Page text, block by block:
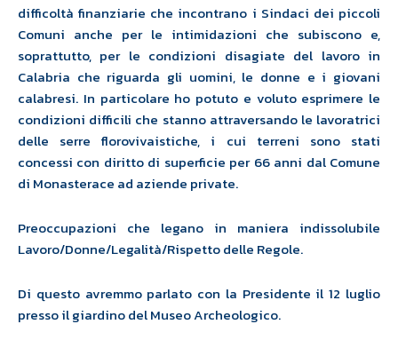
difficoltà finanziarie che incontrano i Sindaci dei piccoli
Comuni anche per le intimidazioni che subiscono e,
soprattutto, per le condizioni disagiate del lavoro in
Calabria che riguarda gli uomini, le donne e i giovani
calabresi. In particolare ho potuto e voluto esprimere le
condizioni difficili che stanno attraversando le lavoratrici
delle serre florovivaistiche, i cui terreni sono stati
concessi con diritto di superficie per 66 anni dal Comune
di Monasterace ad aziende private.
Preoccupazioni che legano in maniera indissolubile
Lavoro/Donne/Legalità/Rispetto delle Regole.
Di questo avremmo parlato con la Presidente il 12 luglio
presso il giardino del Museo Archeologico.